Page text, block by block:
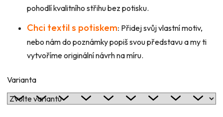
pohodlí kvalitního střihu bez potisku.
Chci textil s potiskem: Přidej svůj vlastní motiv,
nebo nám do poznámky popiš svou představu a my ti
vytvoříme originální návrh na míru.
Varianta